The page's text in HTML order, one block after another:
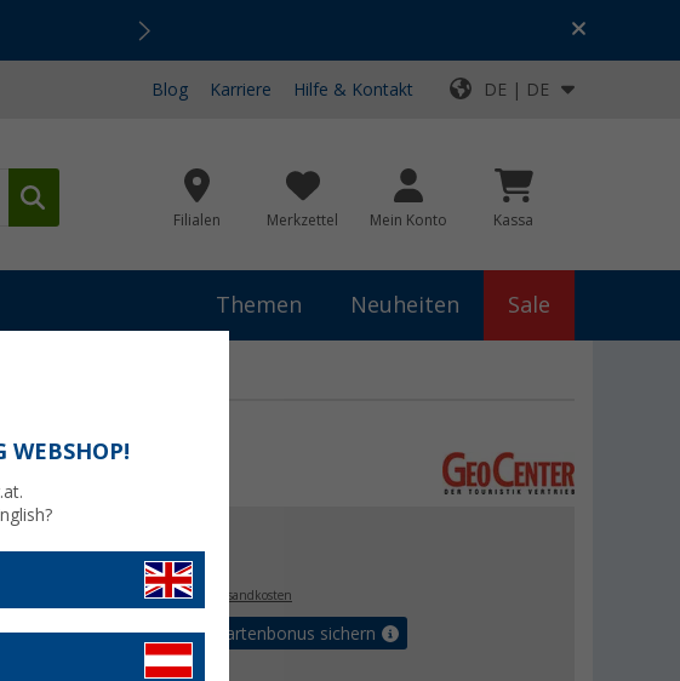
Top-Deals für dein Abenteuer!
Blog Karriere Hilfe & Kontakt DE | DE
Filialen Merkzettel Mein Konto Kassa
Themen Neuheiten Sale
19, €
Preise inkl. MwSt.,zzgl. Versandkosten
Bis zu 5% Vorteilskartenbonus sichern
WEBSHOP!